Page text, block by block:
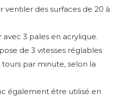
des surfaces de 20 à
3 pales en acrylique.
de 3 vitesses réglables
par minute, selon la
également être utilisé en